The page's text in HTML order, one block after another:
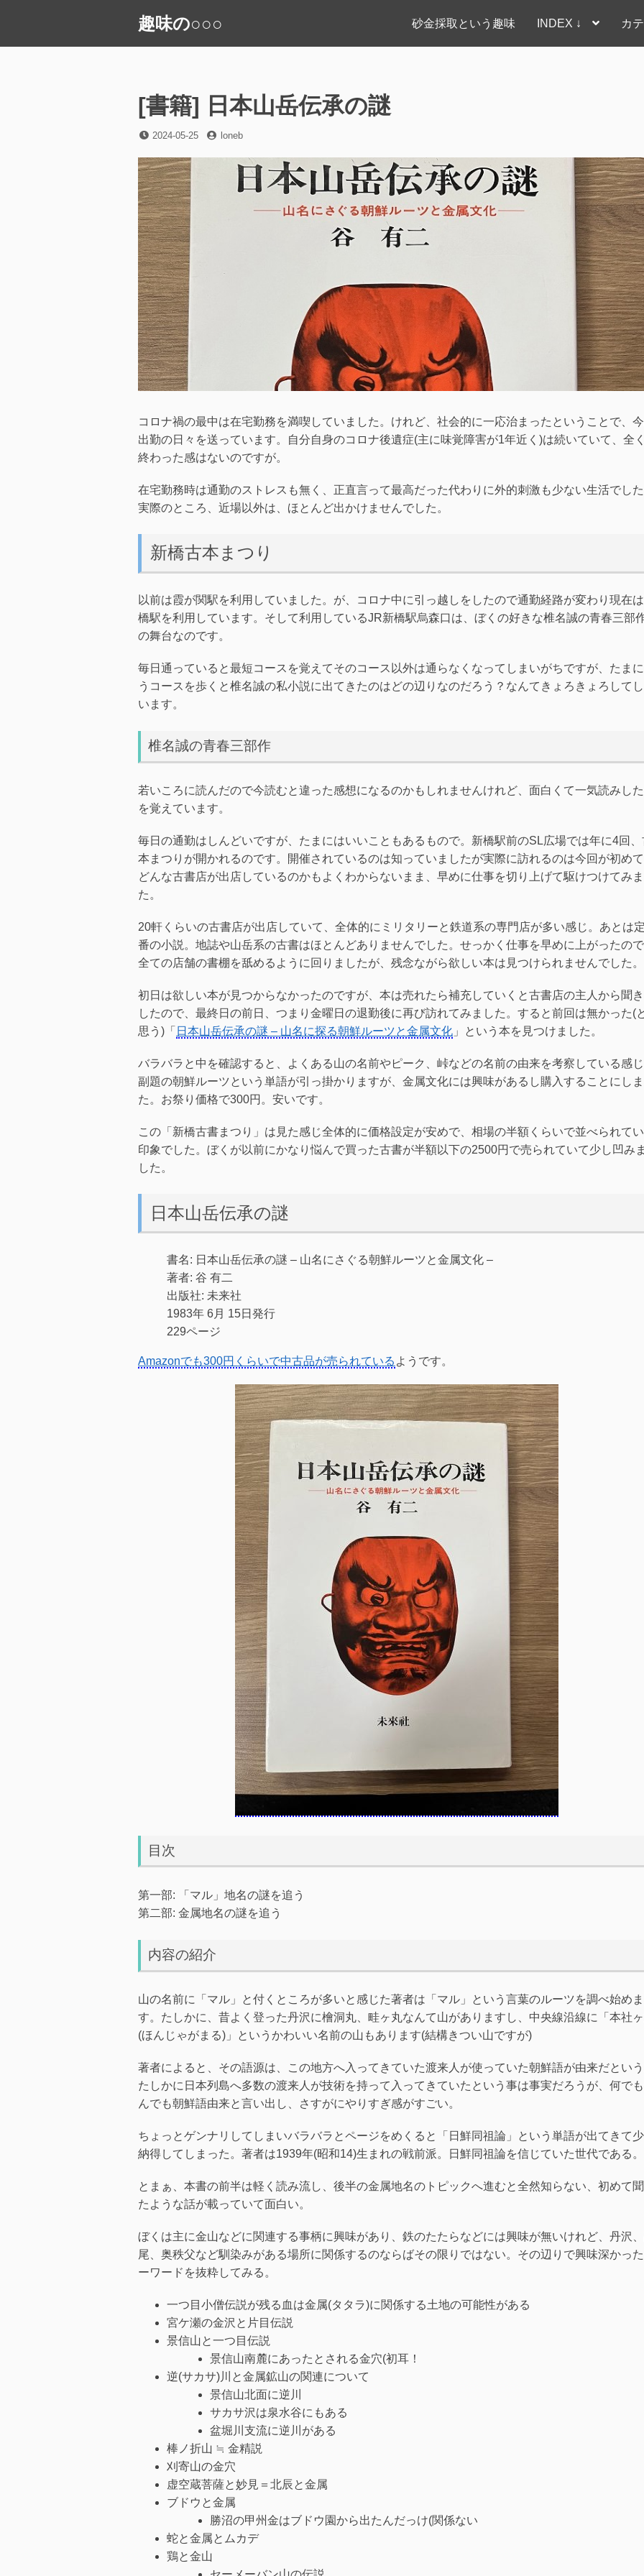
テ
趣味の○○○ 砂金採取という趣味 INDEX ↓ カ
[書籍] 日本山岳伝承の謎
投
日
2024-05-25
投loneb
コロナ禍の最中は在宅勤務を満喫していました。けれど、社会的に一応治まったということで、
出勤の日々を送っています。自分自身のコロナ後遺症(主に味覚障害が1年近く)は続いていて、全く
終わった感はないのですが。
在宅勤務時は通勤のストレスも無く、正直言って最高だった代わりに外的刺激も少ない生活でした
実際のところ、近場以外は、ほとんど出かけませんでした。
新橋古本まつり
以前は霞が関駅を利用していました。が、コロナ中に引っ越しをしたので通勤経路が変わり現在
橋駅を利用しています。そして利用しているJR新橋駅烏森口は、ぼくの好きな椎名誠の青春三部
の舞台なのです。
毎日通っていると最短コースを覚えてそのコース以外は通らなくなってしまいがちですが、たま
うコースを歩くと椎名誠の私小説に出てきたのはどの辺りなのだろう？なんてきょろきょろしてし
います。
椎名誠の青春三部作
若いころに読んだので今読むと違った感想になるのかもしれませんけれど、面白くて一気読みし
を覚えています。
毎日の通勤はしんどいですが、たまにはいいこともあるもので。新橋駅前のSL広場では年に4回、
本まつりが開かれるのです。開催されているのは知っていましたが実際に訪れるのは今回が初めて
どんな古書店が出店しているのかもよくわからないまま、早めに仕事を切り上げて駆けつけてみ
た。
20軒くらいの古書店が出店していて、全体的にミリタリーと鉄道系の専門店が多い感じ。あとは定
番の小説。地誌や山岳系の古書はほとんどありませんでした。せっかく仕事を早めに上がったので
全ての店舗の書棚を舐めるように回りましたが、残念ながら欲しい本は見つけられませんでした。
初日は欲しい本が見つからなかったのですが、本は売れたら補充していくと古書店の主人から聞き
したので、最終日の前日、つまり金曜日の退勤後に再び訪れてみました。すると前回は無かった(
思う)「 日本山岳伝承の謎 – 山名に探る朝鮮ルーツと金属文化 」という本を見つけました。
バラバラと中を確認すると、よくある山の名前やピーク、峠などの名前の由来を考察している感じ
副題の朝鮮ルーツという単語が引っ掛かりますが、金属文化には興味があるし購入することにし
た。お祭り価格で300円。安いです。
この「新橋古書まつり」は見た感じ全体的に価格設定が安めで、相場の半額くらいで並べられて
印象でした。ぼくが以前にかなり悩んで買った古書が半額以下の2500円で売られていて少し凹みま
した。
日本山岳伝承の謎
書名: 日本山岳伝承の謎 – 山名にさぐる朝鮮ルーツと金属文化 –
著者: 谷 有二
出版社: 未来社
1983年 6月 15日発行
229ページ
Amazonでも300円くらいで中古品が売られている ようです。
目次
第一部: 「マル」地名の謎を追う
第二部: 金属地名の謎を追う
内容の紹介
山の名前に「マル」と付くところが多いと感じた著者は「マル」という言葉のルーツを調べ始めま
す。たしかに、昔よく登った丹沢に檜洞丸、畦ヶ丸なんて山がありますし、中央線沿線に「本社
(ほんじゃがまる)」というかわいい名前の山もあります(結構きつい山ですが)
著者によると、その語源は、この地方へ入ってきていた渡来人が使っていた朝鮮語が由来だという
たしかに日本列島へ多数の渡来人が技術を持って入ってきていたという事は事実だろうが、何で
んでも朝鮮語由来と言い出し、さすがにやりすぎ感がすごい。
ちょっとゲンナリしてしまいバラバラとページをめくると「日鮮同祖論」という単語が出てきて
納得してしまった。著者は1939年(昭和14)生まれの戦前派。日鮮同祖論を信じていた世代である。
とまぁ、本書の前半は軽く読み流し、後半の金属地名のトピックへ進むと全然知らない、初めて
たような話が載っていて面白い。
ぼくは主に金山などに関連する事柄に興味があり、鉄のたたらなどには興味が無いけれど、丹沢
尾、奥秩父など馴染みがある場所に関係するのならばその限りではない。その辺りで興味深かっ
ーワードを抜粋してみる。
一つ目小僧伝説が残る血は金属(タタラ)に関係する土地の可能性がある
宮ケ瀬の金沢と片目伝説
景信山と一つ目伝説
景信山南麓にあったとされる金穴(初耳！
逆(サカサ)川と金属鉱山の関連について
景信山北面に逆川
サカサ沢は泉水谷にもある
盆堀川支流に逆川がある
棒ノ折山 ≒ 金精説
刈寄山の金穴
虚空蔵菩薩と妙見＝北辰と金属
ブドウと金属
勝沼の甲州金はブドウ園から出たんだっけ(関係ない
蛇と金属とムカデ
鶏と金山